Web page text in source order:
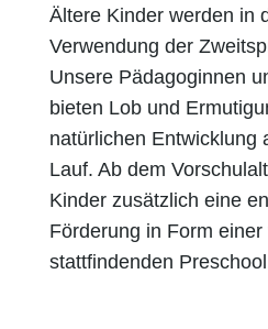
Ältere Kinder werden in
Verwendung der
Unsere Pädagoginnen
bieten Lob und
natürlichen Entwicklung
Lauf. Ab dem
Kinder zusätzlich eine
Förderung in Form
stattfindenden